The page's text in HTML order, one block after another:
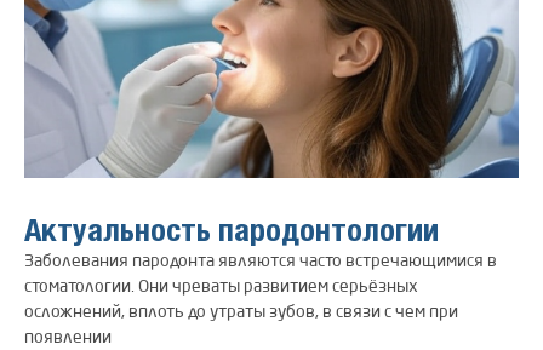
Актуальность пародонтологии
Заболевания пародонта являются часто встречающимися в
стоматологии. Они чреваты развитием серьёзных
осложнений, вплоть до утраты зубов, в связи с чем при
появлении